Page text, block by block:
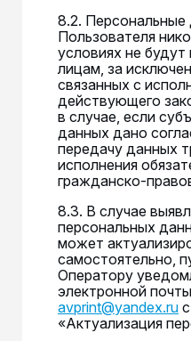
8.2. Персональные
Пользователя
условиях не
лицам, за
связанных с
действующего
в случае, если
данных дано
передачу данных
исполнения
гражданско-
8.3. В случае
персональных
может
самостоятельно,
Оператору
электронной
avprint@yandex.ru
«Актуализация